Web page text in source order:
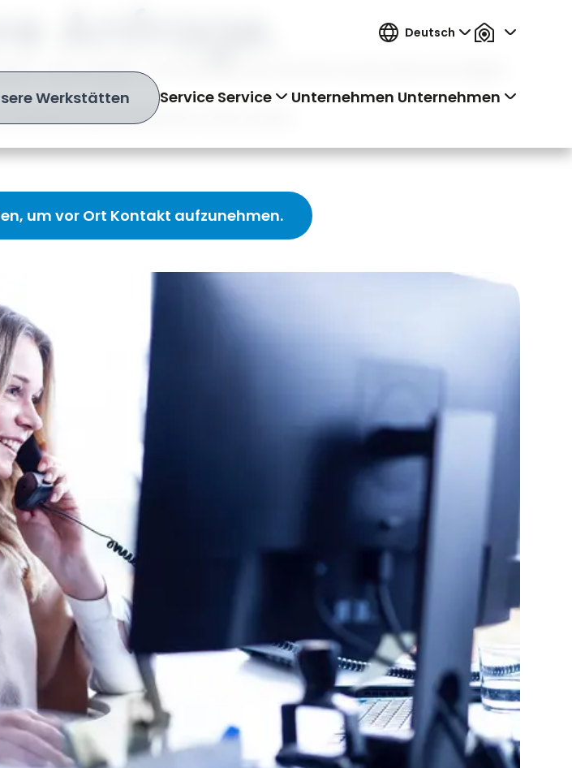
Deutsch
Werkstätten Service Service Unternehmen Unternehmen
– wenn möglich – Ihre Werkstatt aus. Das hilft uns besonders bei Anliegen
Ansprechpartner für Sie zu finden.
um vor Ort Kontakt aufzunehmen.